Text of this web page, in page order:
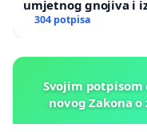
umjetnog gnojiva i
304 potpisa
Svojim potpisom
novog Zakona